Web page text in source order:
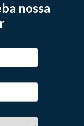
nossa